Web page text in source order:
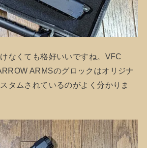
なくても格好いいですね。VFC
ARMSのグロックはオリジナ
タムされているのがよく分かりま